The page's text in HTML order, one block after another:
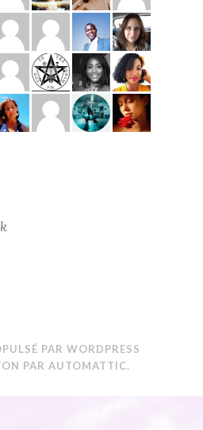
PAR WORDPRESS
PAR AUTOMATTIC.